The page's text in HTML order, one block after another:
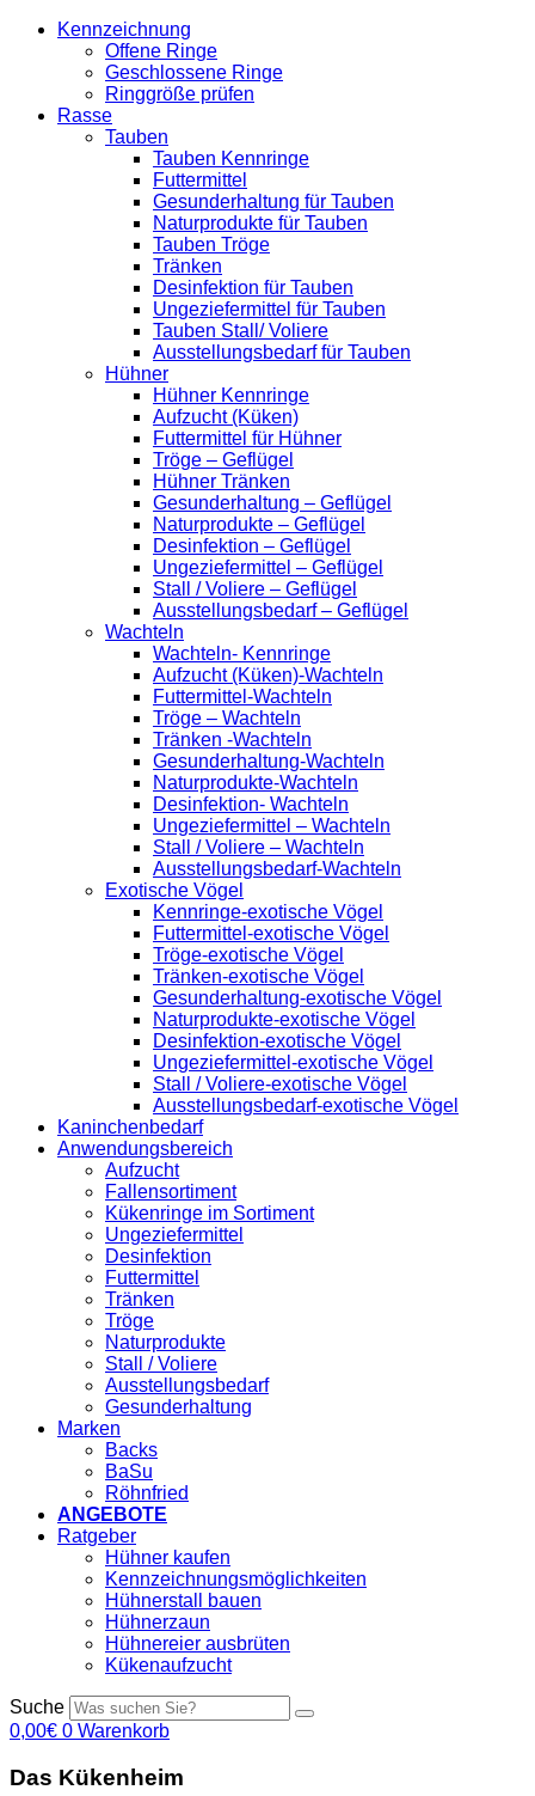
Kennzeichnung
Offene Ringe
Geschlossene Ringe
Ringgröße prüfen
Rasse
Tauben
Tauben Kennringe
Futtermittel
Gesunderhaltung für Tauben
Naturprodukte für Tauben
Tauben Tröge
Tränken
Desinfektion für Tauben
Ungeziefermittel für Tauben
Tauben Stall/ Voliere
Ausstellungsbedarf für Tauben
Hühner
Hühner Kennringe
Aufzucht (Küken)
Futtermittel für Hühner
Tröge – Geflügel
Hühner Tränken
Gesunderhaltung – Geflügel
Naturprodukte – Geflügel
Desinfektion – Geflügel
Ungeziefermittel – Geflügel
Stall / Voliere – Geflügel
Ausstellungsbedarf – Geflügel
Wachteln
Wachteln- Kennringe
Aufzucht (Küken)-Wachteln
Futtermittel-Wachteln
Tröge – Wachteln
Tränken -Wachteln
Gesunderhaltung-Wachteln
Naturprodukte-Wachteln
Desinfektion- Wachteln
Ungeziefermittel – Wachteln
Stall / Voliere – Wachteln
Ausstellungsbedarf-Wachteln
Exotische Vögel
Kennringe-exotische Vögel
Futtermittel-exotische Vögel
Tröge-exotische Vögel
Tränken-exotische Vögel
Gesunderhaltung-exotische Vögel
Naturprodukte-exotische Vögel
Desinfektion-exotische Vögel
Ungeziefermittel-exotische Vögel
Stall / Voliere-exotische Vögel
Ausstellungsbedarf-exotische Vögel
Kaninchenbedarf
Anwendungsbereich
Aufzucht
Fallensortiment
Kükenringe im Sortiment
Ungeziefermittel
Desinfektion
Futtermittel
Tränken
Tröge
Naturprodukte
Stall / Voliere
Ausstellungsbedarf
Gesunderhaltung
Marken
Backs
BaSu
Röhnfried
ANGEBOTE
Ratgeber
Hühner kaufen
Kennzeichnungsmöglichkeiten
Hühnerstall bauen
Hühnerzaun
Hühnereier ausbrüten
Kükenaufzucht
Suche
0,00€ 0 Warenkorb
Das Kükenheim